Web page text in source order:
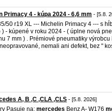
Primacy 4 - kúpa 2024 - 6,6 mm - [5.8.
50 r19 XL --- Michelin Primacy 4 --- s
) - kúpené v roku 2024 - ( úplne nová
7 mm ) . Prémiové pneumatiky výrobcu
nemali ani defekt, bez "
A, B ,C ,CLA ,CLS - [5.8. 2026]
Pasuje na: mercedes Benz A- W176